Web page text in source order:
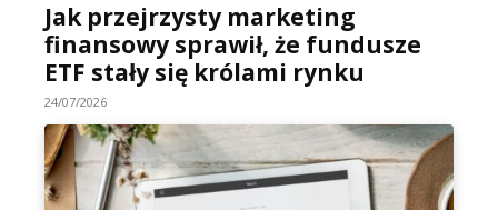
Jak przejrzysty marketing
finansowy sprawił, że fundusze
ETF stały się królami rynku
24/07/2026